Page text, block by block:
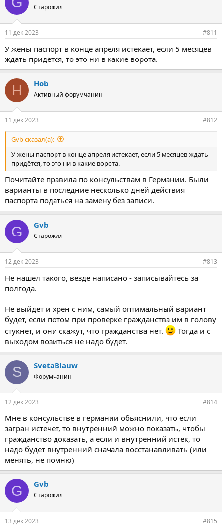
Старожил
11 дек 2023 #811
У жены паспорт в конце апреля истекает, если 5 месяцев
ждать придётся, то это ни в какие ворота.
H Hob
Активный форумчанин
11 дек 2023 #812
Gvb сказал(а):
У жены паспорт в конце апреля истекает, если 5 месяцев ждать
придётся, то это ни в какие ворота.
Почитайте правила по консульствам в Германии. Были
варианты в последние несколько дней действия
паспорта податься на замену без записи.
G Gvb
Старожил
12 дек 2023 #813
Не нашел такого, везде написано - записывайтесь за
полгода.
Не выйдет и хрен с ним, самый оптимальный вариант
будет, если потом при проверке гражданства им в голову
стукнет, и они скажут, что гражданства нет.
Тогда и с
выходом возиться не надо будет.
S SvetaBlauw
Форумчанин
12 дек 2023 #814
Мне в консульстве в германии обьяснили, что если
загран истечет, то внутренний можно показать, чтобы
гражданство доказать, а если и внутренний истек, то
надо будет внутренний сначала восстанавливать (или
менять, не помню)
G Gvb
Старожил
13 дек 2023 #815